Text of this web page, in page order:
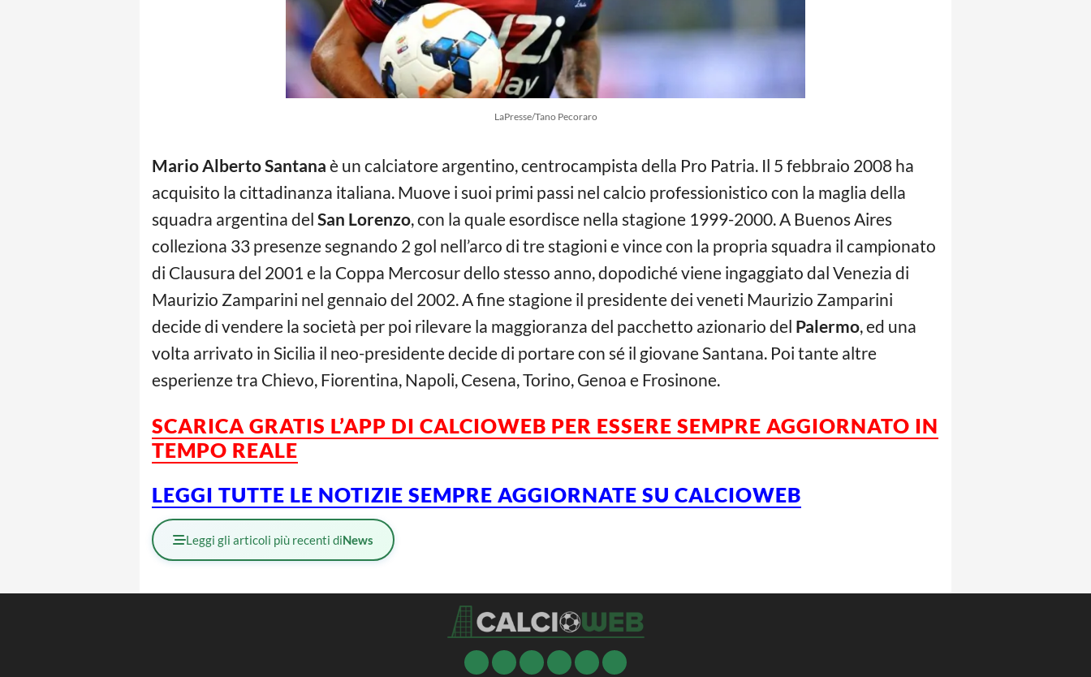
LaPresse/Tano Pecoraro
Mario Alberto Santana è un calciatore argentino, centrocampista della Pro Patria. Il 5 febbraio 2008 ha
acquisito la cittadinanza italiana. Muove i suoi primi passi nel calcio professionistico con la maglia della
squadra argentina del San Lorenzo, con la quale esordisce nella stagione 1999-2000. A Buenos Aires
colleziona 33 presenze segnando 2 gol nell’arco di tre stagioni e vince con la propria squadra il campionato
di Clausura del 2001 e la Coppa Mercosur dello stesso anno, dopodiché viene ingaggiato dal Venezia di
Maurizio Zamparini nel gennaio del 2002. A fine stagione il presidente dei veneti Maurizio Zamparini
decide di vendere la società per poi rilevare la maggioranza del pacchetto azionario del Palermo, ed una
volta arrivato in Sicilia il neo-presidente decide di portare con sé il giovane Santana. Poi tante altre
esperienze tra Chievo, Fiorentina, Napoli, Cesena, Torino, Genoa e Frosinone.
SCARICA GRATIS L’APP DI CALCIOWEB PER ESSERE SEMPRE AGGIORNATO IN
TEMPO REALE
LEGGI TUTTE LE NOTIZIE SEMPRE AGGIORNATE SU CALCIOWEB
Leggi gli articoli più recenti diNews